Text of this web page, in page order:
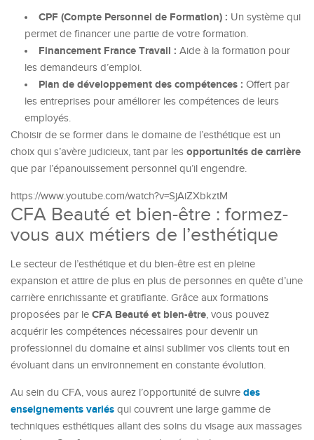
CPF (Compte Personnel de Formation) : Un système qui
permet de financer une partie de votre formation.
Financement France Travail : Aide à la formation pour
les demandeurs d’emploi.
Plan de développement des compétences : Offert par
les entreprises pour améliorer les compétences de leurs
employés.
Choisir de se former dans le domaine de l’esthétique est un
choix qui s’avère judicieux, tant par les opportunités de carrière
que par l’épanouissement personnel qu’il engendre.
https://www.youtube.com/watch?v=SjAiZXbkztM
CFA Beauté et bien-être : formez-
vous aux métiers de l’esthétique
Le secteur de l’esthétique et du bien-être est en pleine
expansion et attire de plus en plus de personnes en quête d’une
carrière enrichissante et gratifiante. Grâce aux formations
proposées par le CFA Beauté et bien-être, vous pouvez
acquérir les compétences nécessaires pour devenir un
professionnel du domaine et ainsi sublimer vos clients tout en
évoluant dans un environnement en constante évolution.
Au sein du CFA, vous aurez l’opportunité de suivre des
enseignements variés qui couvrent une large gamme de
techniques esthétiques allant des soins du visage aux massages